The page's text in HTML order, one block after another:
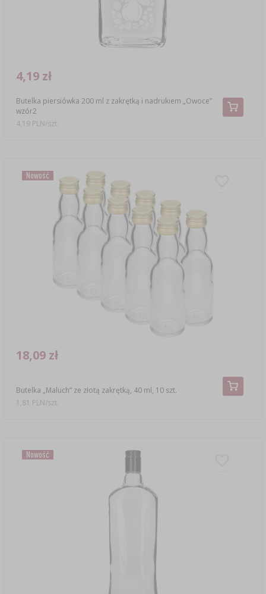
Butelka piersiówka 200 ml z zakrętką i nadrukiem „Owoce”
wzór2
4,19 zł
4,19 PLN/szt.
Nowość
Butelka „Maluch” ze złotą zakrętką, 40 ml, 10 szt.
18,09 zł
1,81 PLN/szt.
Nowość